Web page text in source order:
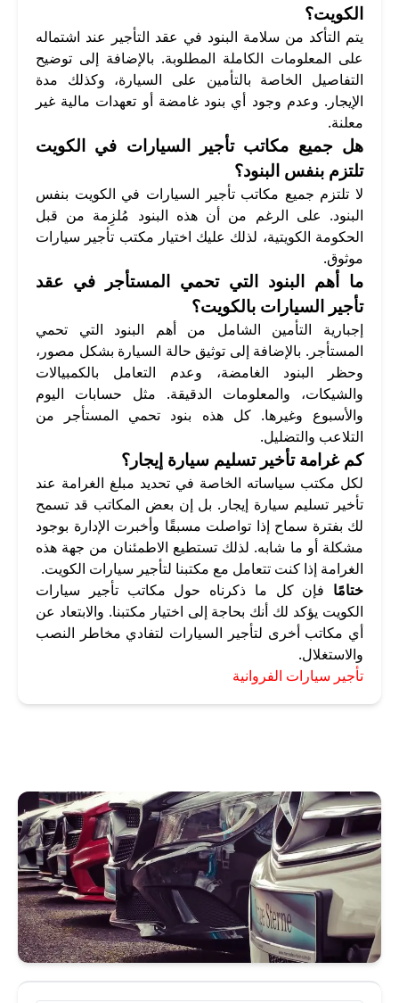
الكويت؟
يتم التأكد من سلامة البنود في عقد التأجير عند اشتماله
على المعلومات الكاملة المطلوبة. بالإضافة إلى توضيح
التفاصيل الخاصة بالتأمين على السيارة، وكذلك مدة
الإيجار. وعدم وجود أي بنود غامضة أو تعهدات مالية غير
معلنة.
هل جميع مكاتب تأجير السيارات في الكويت
تلتزم بنفس البنود؟
لا تلتزم جميع مكاتب تأجير السيارات في الكويت بنفس
البنود. على الرغم من أن هذه البنود مُلزِمة من قبل
الحكومة الكويتية، لذلك عليك اختيار مكتب تأجير سيارات
موثوق.
ما أهم البنود التي تحمي المستأجر في عقد
تأجير السيارات بالكويت؟
إجبارية التأمين الشامل من أهم البنود التي تحمي
المستأجر. بالإضافة إلى توثيق حالة السيارة بشكل مصور،
وحظر البنود الغامضة، وعدم التعامل بالكمبيالات
والشيكات، والمعلومات الدقيقة. مثل حسابات اليوم
والأسبوع وغيرها. كل هذه بنود تحمي المستأجر من
التلاعب والتضليل.
كم غرامة تأخير تسليم سيارة إيجار؟
لكل مكتب سياساته الخاصة في تحديد مبلغ الغرامة عند
تأخير تسليم سيارة إيجار. بل إن بعض المكاتب قد تسمح
لك بفترة سماح إذا تواصلت مسبقًا وأخبرت الإدارة بوجود
مشكلة أو ما شابه. لذلك تستطيع الاطمئنان من جهة هذه
الغرامة إذا كنت تتعامل مع مكتبنا لتأجير سيارات الكويت.
ختامًا فإن كل ما ذكرناه حول مكاتب تأجير سيارات
الكويت يؤكد لك أنك بحاجة إلى اختيار مكتبنا. والابتعاد عن
أي مكاتب أخرى لتأجير السيارات لتفادي مخاطر النصب
والاستغلال.
تأجير سيارات الفروانية
أرخص مكتب تأجير سيارات بالكويت
إيجار سيارات إيجار سيارة
استئجار سيارة تأجير سيارات